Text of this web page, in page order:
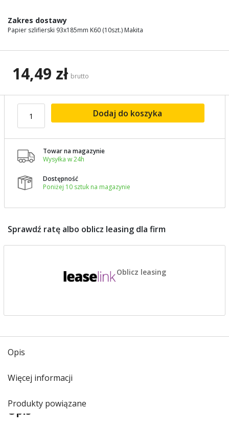
Zakres dostawy
Papier szlifierski 93x185mm K60 (10szt.) Makita
14,49 zł brutto
Dodaj do koszyka

Towar na magazynie
Wysyłka w 24h

Dostępność
Poniżej 10 sztuk na magazynie
Sprawdź ratę albo oblicz leasing dla firm
Oblicz leasing
Opis
Więcej informacji
Produkty powiązane
Opis